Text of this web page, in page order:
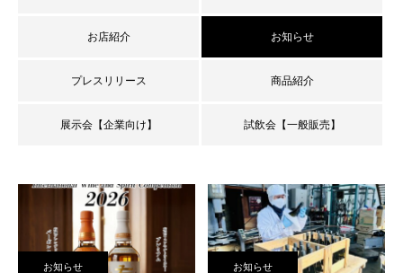
お店紹介 お知らせ
プレスリリース 商品紹介
展示会【企業向け】 試飲会【一般販売】
お知らせ お知らせ